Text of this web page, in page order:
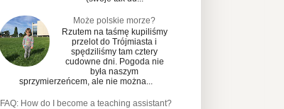
Może polskie morze?
Rzutem na taśmę kupiliśmy
przelot do Trójmiasta i
spędziliśmy tam cztery
cudowne dni. Pogoda nie
była naszym
sprzymierzeńcem, ale nie można...
FAQ: How do I become a teaching assistant?